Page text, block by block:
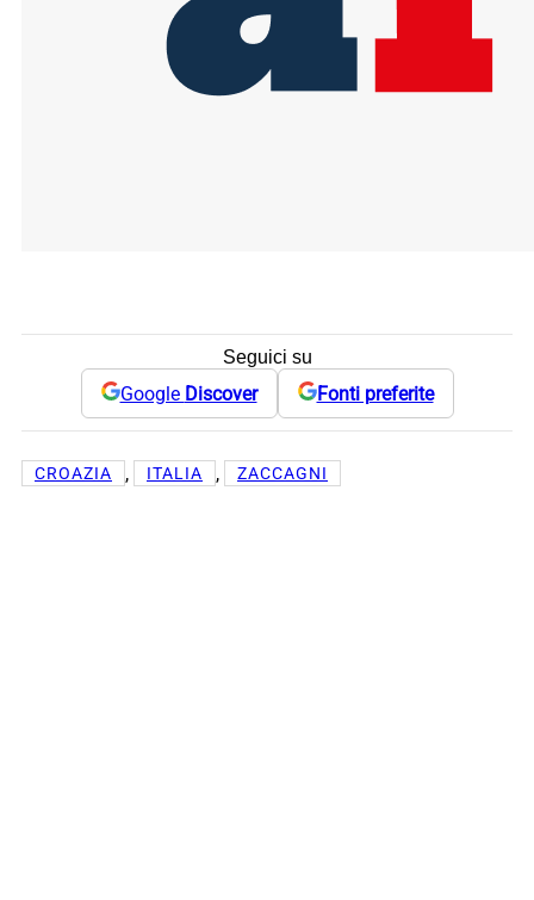
Seguici su
Google Discover Fonti preferite
CROAZIA , ITALIA , ZACCAGNI